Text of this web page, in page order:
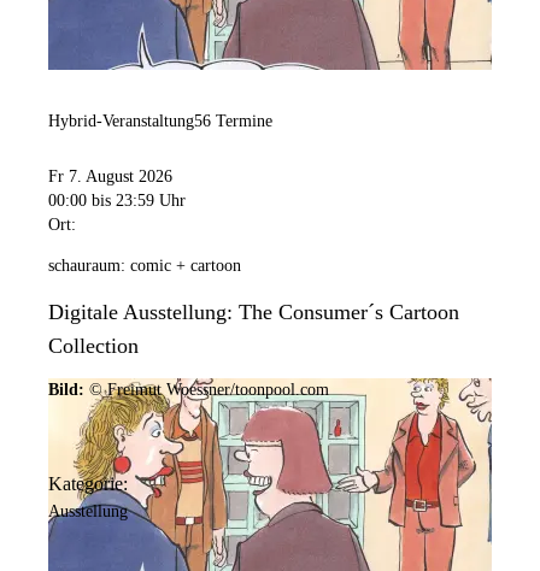
Hybrid-Veranstaltung56 Termine
Fr 7. August 2026
00:00 bis 23:59 Uhr
Ort:
schauraum: comic + cartoon
Digitale Ausstellung: The Consumer´s Cartoon
Collection
Bild: © Freimut Woessner/toonpool.com
Kategorie:
Ausstellung